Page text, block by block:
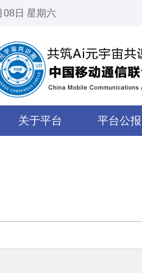
08日 星期六
关于平台 平台公报